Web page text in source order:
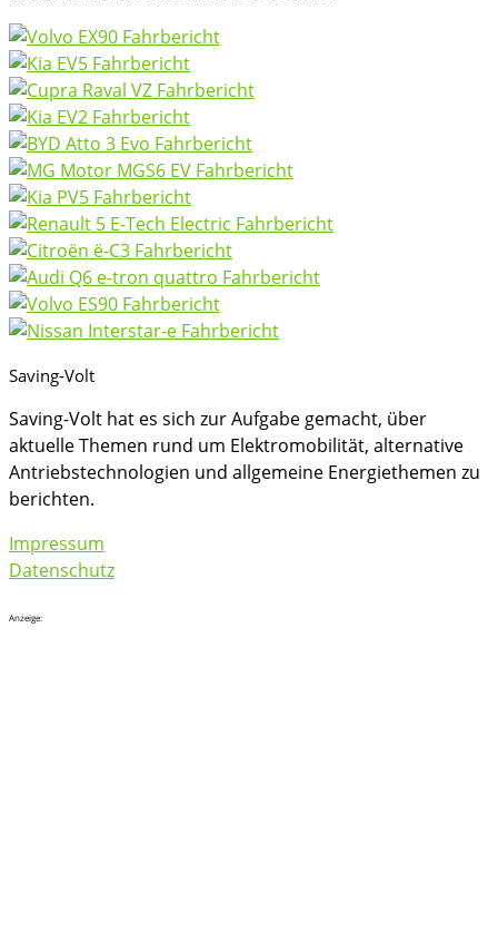
Saving-Volt
Saving-Volt hat es sich zur Aufgabe gemacht, über
aktuelle Themen rund um Elektromobilität, alternative
Antriebstechnologien und allgemeine Energiethemen zu
berichten.
Impressum
Datenschutz
Anzeige: